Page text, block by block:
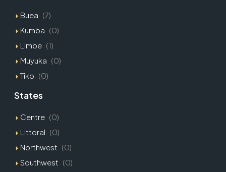
Buea (7)
Kumba (0)
Limbe (1)
Muyuka (0)
Tiko (0)
States
Centre (0)
Littoral (0)
Northwest (0)
Southwest (0)